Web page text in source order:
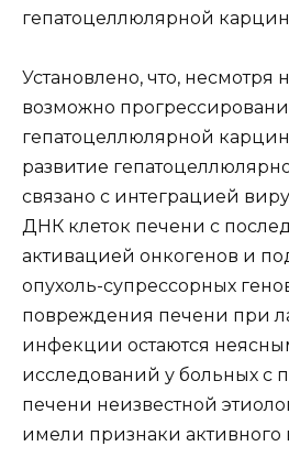
гепатоцеллюлярной
Установлено, что, несмотря
возможно
гепатоцеллюлярной
развитие
связано с интеграцией
ДНК клеток печени с
активацией онкогенов и
опухоль-супрессорных
повреждения печени при
инфекции остаются
исследований у больных с
печени неизвестной
имели признаки активного